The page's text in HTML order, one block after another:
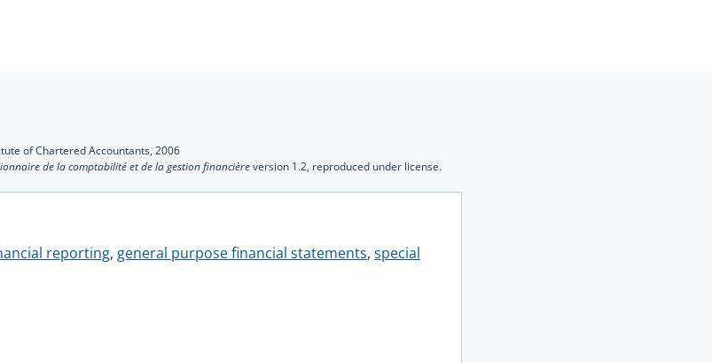
of Chartered Accountants, 2006
de la comptabilité et de la gestion financièreversion 1.2, reproduced under license.
reporting, general purpose financial statements, special